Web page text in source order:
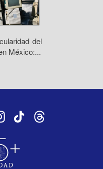
del
México:...